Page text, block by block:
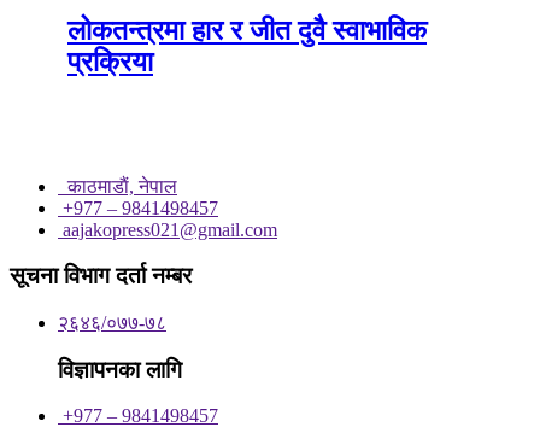
लोकतन्त्रमा हार र जीत दुवै स्वाभाविक
प्रक्रिया
काठमाडाैं, नेपाल
+977 – 9841498457
aajakopress021@gmail.com
सूचना विभाग दर्ता नम्बर
२६४६/०७७-७८
विज्ञापनका लागि
+977 – 9841498457